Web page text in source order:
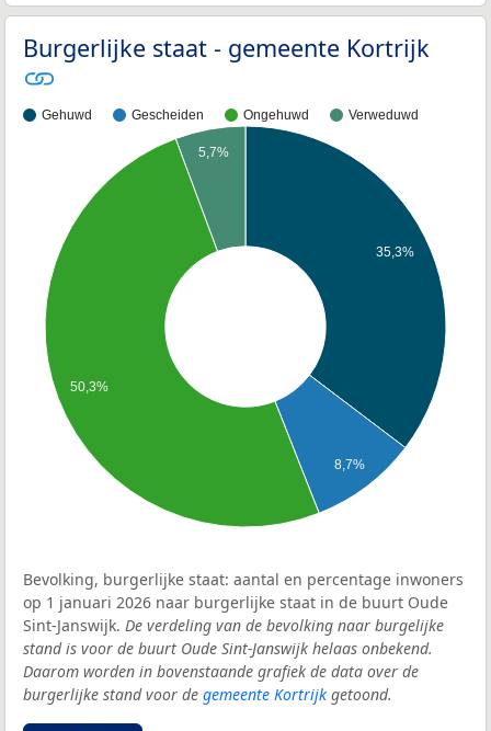
Burgerlijke staat - gemeente Kortrijk
Gehuwd Gescheiden Ongehuwd Verweduwd
35,3%
8,7%
5,7%
50,3%
Bevolking, burgerlijke staat: aantal en percentage inwoners
op 1 januari 2026 naar burgerlijke staat in de buurt Oude
Sint-Janswijk. De verdeling van de bevolking naar burgelijke
stand is voor de buurt Oude Sint-Janswijk helaas onbekend.
Daarom worden in bovenstaande grafiek de data over de
burgerlijke stand voor de gemeente Kortrijk getoond.